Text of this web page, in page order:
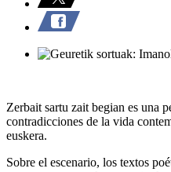
Zerbait sartu zait begian es una
contradicciones de la vida
euskera.
Sobre el escenario, los textos